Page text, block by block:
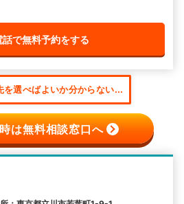
話で無料予約をする
を選べばよいか分からない...
は無料相談窓口へ